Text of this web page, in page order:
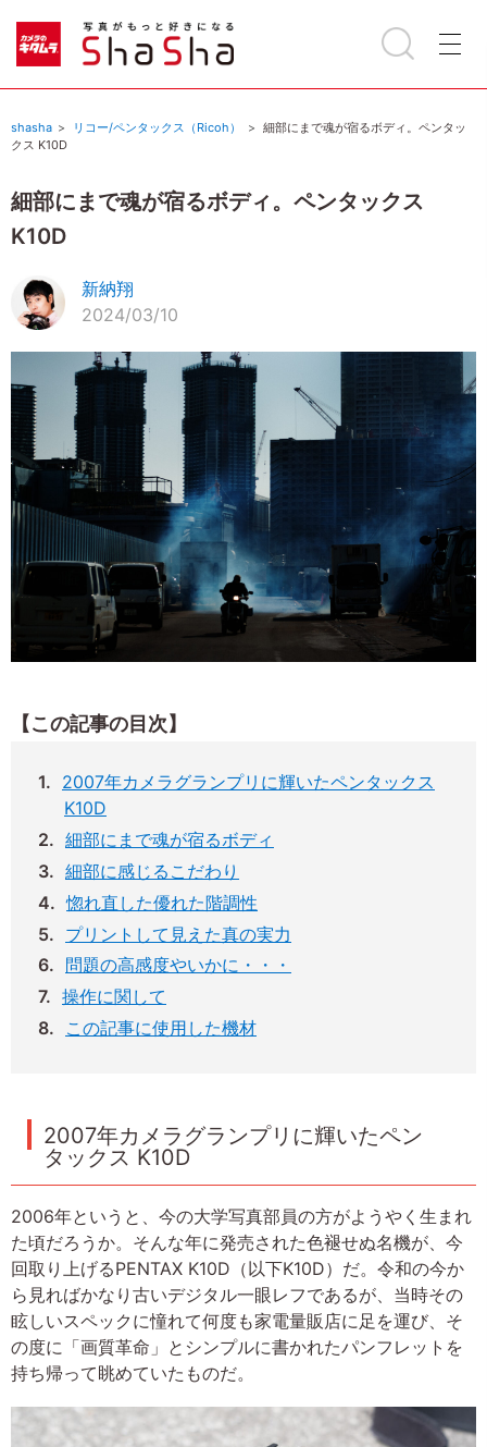
shasha リコー/ペンタックス（Ricoh）
細部にまで魂が宿るボディ。ペンタッ
クス K10D
細部にまで魂が宿るボディ。ペンタックス
K10D
新納翔
2024/03/10
【この記事の目次】
2007年カメラグランプリに輝いたペンタックス
K10D
細部にまで魂が宿るボディ
細部に感じるこだわり
惚れ直した優れた階調性
プリントして見えた真の実力
問題の高感度やいかに・・・
操作に関して
この記事に使用した機材
2007年カメラグランプリに輝いたペン
タックス K10D
2006年というと、今の大学写真部員の方がようやく生まれ
た頃だろうか。そんな年に発売された色褪せぬ名機が、今
回取り上げるPENTAX K10D（以下K10D）だ。令和の今か
ら見ればかなり古いデジタル一眼レフであるが、当時その
眩しいスペックに憧れて何度も家電量販店に足を運び、そ
の度に「画質革命」とシンプルに書かれたパンフレットを
持ち帰って眺めていたものだ。